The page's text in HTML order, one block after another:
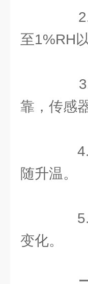
2.
至1%RH
3.
靠，传感
4.
随升温。
5.
变化。